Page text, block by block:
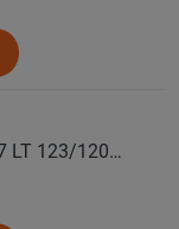
COMFORSER Автошина 265/70 R17 LT 123/120Q CF9000 R/T RWL 10PR лето